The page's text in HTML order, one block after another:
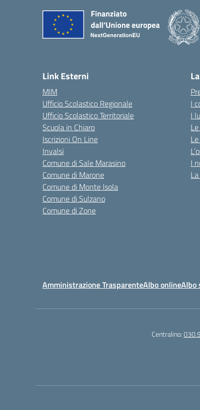
Link Esterni
MIM
Ufficio Scolastico Regionale
Ufficio Scolastico Territoriale
Scuola in Chiaro
Iscrizioni On Line
Invalsi
Comune di Sale Marasino
Comune di Marone
Comune di Monte Isola
Comune di Sulzano
Comune di Zone
I
I
I
Amministrazione TrasparenteAlbo onlineAlbo
Centralino: